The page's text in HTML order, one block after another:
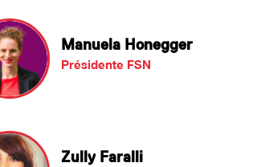
Manuela Honegger
Présidente FSN
Zully Faralli